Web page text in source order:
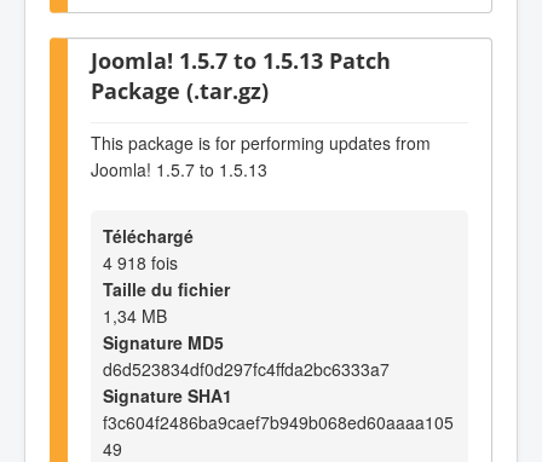
Joomla! 1.5.7 to 1.5.13 Patch
Package (.tar.gz)
This package is for performing updates from
Joomla! 1.5.7 to 1.5.13
Téléchargé
4 918 fois
Taille du fichier
1,34 MB
Signature MD5
d6d523834df0d297fc4ffda2bc6333a7
Signature SHA1
f3c604f2486ba9caef7b949b068ed60aaaa105
49